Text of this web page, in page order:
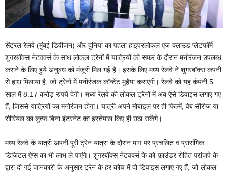
सेंट्रल रेलवे (मुंबई डिवीजन) और दुनिया का पहला हाइपरलोकल एज क्लाउड प्लेटफॉर्म
शुगरबॉक्स नेटवर्क्स के साथ लोकल ट्रेनों में यात्रियों को सफर के दौरान मनोरंजन उपलब्ध
कराने के लिए हुये अनुबंध को मंजूरी मिल गई है। इसके लिए मध्य रेलवे ने शुगरबॉक्स कंपनी
से हाथ मिलाया है, जो ट्रेनों में मनोरंजक कॉन्टेंट मुहैया कराएगी। रेलवे को यह कंपनी 5
साल में 8.17 करोड़ रुपये देगी। मध्य रेलवे की लोकल ट्रेनों में अब ऐसे डिवाइस लगाए गए
हैं, जिससे यात्रियों का मनोरंजन होगा। यात्री अपने मोबाइल पर ही फिल्में, वेब सीरीज या
सीरियल का लुत्फ बिना इंटरनेट का इस्तेमाल किए ही उठा सकेंगे।
मध्य रेलवे के यात्री अपनी पूरी ट्रेन यात्रा के दौरान मांग पर प्रचलित व प्रासंगिक
डिजिटल ऐप्स का भी लाभ ले पाएंगे। शुगरबॉक्स नेटवर्क्स के को-फ़ाउंडर रोहित परांजपे के
द्वारा दी गई जानकारी के अनुसार ट्रेन के हर कोच में दो डिवाइस लगाए गए हैं, जो लोकल